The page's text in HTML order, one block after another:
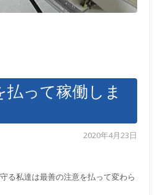
払って稼働しま
2020年4月23日
る私達は最善の注意を払って変わら